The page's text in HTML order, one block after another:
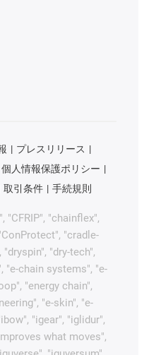
プレスリリース
個人情報保護ポリシー
取引条件 手続規則
"CFRIP", "chainflex",
"cradle-
"dryspin", "dry-tech",
"e-chain systems", "e-
"energy chain",
"e-skin", "e-
"igear", "iglidur",
what moves",